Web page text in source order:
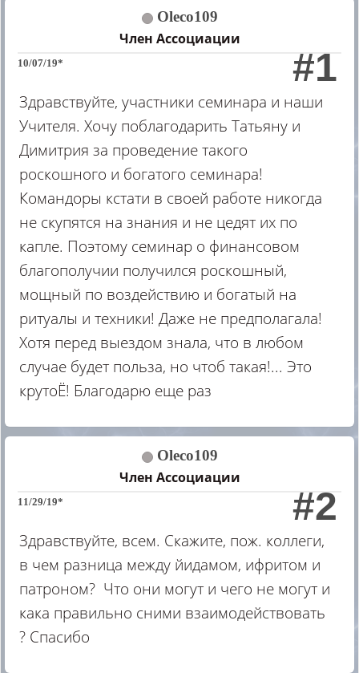
Oleco109
Член Ассоциации
10/07/19* #1
Здравствуйте, участники семинара и наши
Учителя. Хочу поблагодарить Татьяну и
Димитрия за проведение такого
роскошного и богатого семинара!
Командоры кстати в своей работе никогда
не скупятся на знания и не цедят их по
капле. Поэтому семинар о финансовом
благополучии получился роскошный,
мощный по воздействию и богатый на
ритуалы и техники! Даже не предполагала!
Хотя перед выездом знала, что в любом
случае будет польза, но чтоб такая!... Это
крутоЁ! Благодарю еще раз
Oleco109
Член Ассоциации
11/29/19* #2
Здравствуйте, всем. Скажите, пож. коллеги,
в чем разница между йидамом, ифритом и
патроном? Что они могут и чего не могут и
кака правильно сними взаимодействовать
? Спасибо